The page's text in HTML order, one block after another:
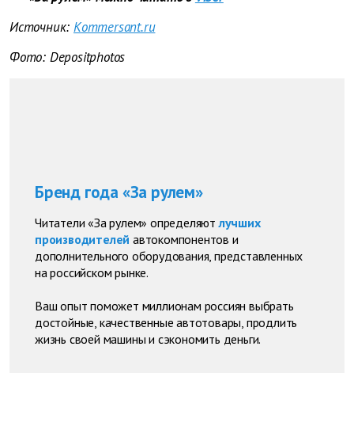
Источник: Kommersant.ru
Фото: Depositphotos
Бренд года «За рулем»
Читатели «За рулем» определяют лучших
производителей автокомпонентов и
дополнительного оборудования, представленных
на российском рынке.
Ваш опыт поможет миллионам россиян выбрать
достойные, качественные автотовары, продлить
жизнь своей машины и сэкономить деньги.